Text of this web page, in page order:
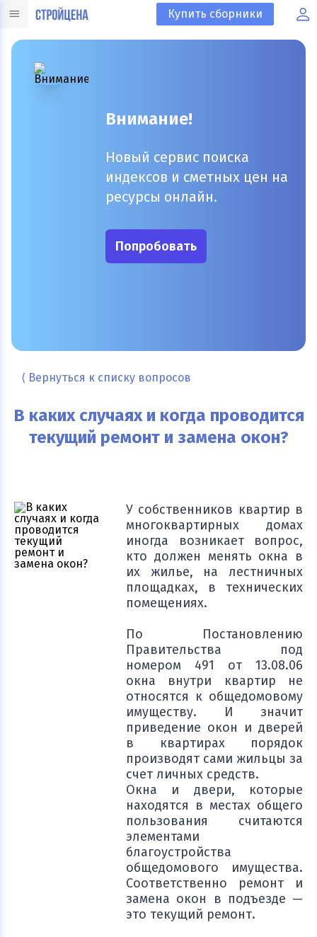
Купить сборники
Внимание!
Новый сервис поиска
индексов и сметных цен на
ресурсы онлайн.
Попробовать
⟨ Вернуться к списку вопросов
В каких случаях и когда проводится
текущий ремонт и замена окон?
У собственников квартир в
многоквартирных домах
иногда возникает вопрос,
кто должен менять окна в
их жилье, на лестничных
площадках, в технических
помещениях.
По Постановлению
Правительства под
номером 491 от 13.08.06
окна внутри квартир не
относятся к общедомовому
имуществу. И значит
приведение окон и дверей
в квартирах порядок
производят сами жильцы за
счет личных средств.
Окна и двери, которые
находятся в местах общего
пользования считаются
элементами
благоустройства
общедомового имущества.
Соответственно ремонт и
замена окон в подъезде —
это текущий ремонт.